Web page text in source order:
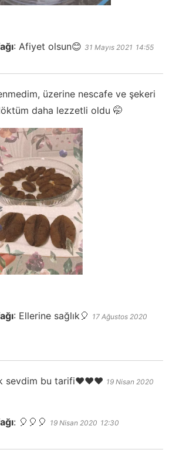
: Afiyet olsun😊 31 Mayıs 2021 14:55
üzerine nescafe ve şekeri
daha lezzetli oldu 🤭
: Ellerine sağlık🎈 17 Ağustos 2020
sevdim bu tarifi❤❤❤ 19 Nisan 2020
: 🎈🎈🎈 19 Nisan 2020 12:30